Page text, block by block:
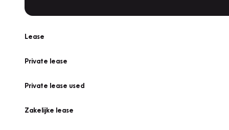
Lease
Private lease
Private lease used
Zakelijke lease